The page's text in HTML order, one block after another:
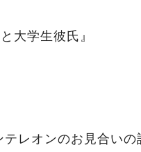
大学生彼氏』
ユウ インテレオンのお見